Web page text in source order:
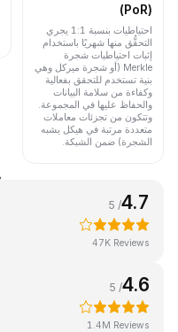
(PoR)
احتياطيات بنسبة 1:1 يجري
التحقُّق منها شهريًا باستخدام
إثبات احتياطيات شجرة
Merkle (أو شجرة ميركل وهي
بنية تستخدم للتحقق بفعالية
وكفاءة من سلامة البيانات
والحفاظ عليها في المجموعة.
وتتكون من تجزئات معاملات
متعددة مرتبة في هيكل يشبه
الشجرة) ضمن الشبكة.
4.7
/ 5
47K Reviews
4.6
/ 5
1.4M Reviews